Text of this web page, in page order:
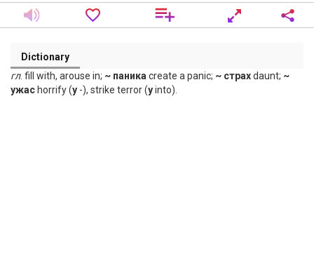
Dictionary
гл. fill with, arouse in; ~ паника create a panic; ~ страхdaunt; ~
ужас horrify (y -), strike terror (yinto).